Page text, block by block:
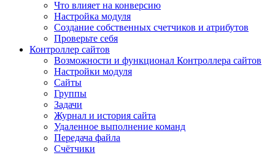
Что влияет на конверсию
Настройка модуля
Создание собственных счетчиков и атрибутов
Проверьте себя
Контроллер сайтов
Возможности и функционал Контроллера сайтов
Настройки модуля
Сайты
Группы
Задачи
Журнал и история сайта
Удаленное выполнение команд
Передача файла
Счётчики